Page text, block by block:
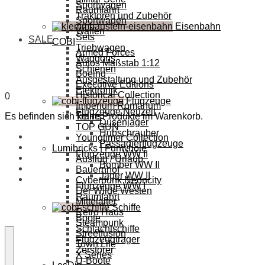
Sportwagen
Traktoren und Zubehör
Eisenbahn
Sets
Triebwagen
Waggons
Schienen
Ausgestaltung und Zubehör
Elektronik
Flugzeuge
Flugzeuge Neuzeit
Düsenjäger
Hubschrauber
Passagierflugzeuge
Flugzeuge WW II
Bomber WW II
Jäger WW II
Flugzeuge WW I
Raumfahrt
Schiffe
Boote
Schlachtschiffe
Flugzeugträger
Zerstörer
U-Boote
Raumfahrt
Sportwagen
Waffen
COBI
Armed Forces
Autos Maßstab 1:12
Boeing
Executive Editions
Historical Collection
Imperium Romanum
Trains
TOP GUN
Youngtimer Collection
Lumibricks | Funwhole
Ausflug / Urlaub
Bauernhof
Cyberpunk Neoncity
Der Wilde Westen
Mittelalter
Retro Haus
Steampunk
Streetfusion
Town Life
X Series
SALE
0
Es befinden sich keine Produkte im Warenkorb.